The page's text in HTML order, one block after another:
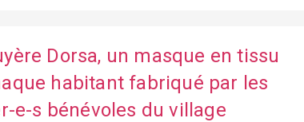
Dorsa, un masque en tissu
habitant fabriqué par les
e-s bénévoles du village